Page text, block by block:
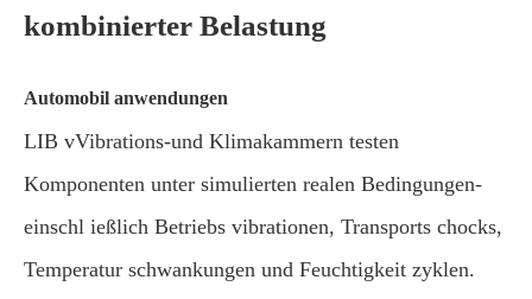
kombinierter Belastung
Automobil anwendungen
LIB vVibrations-und Klimakammern testen
Komponenten unter simulierten realen Bedingungen-
einschl ießlich Betriebs vibrationen, Transports chocks,
Temperatur schwankungen und Feuchtigkeit zyklen.